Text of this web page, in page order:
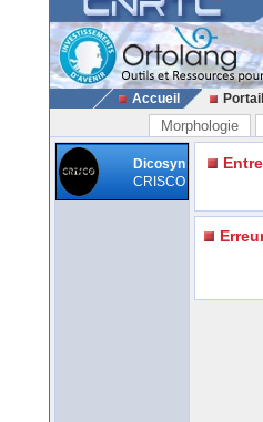
Accueil
Morphologie
Dicosyn
CRISCO